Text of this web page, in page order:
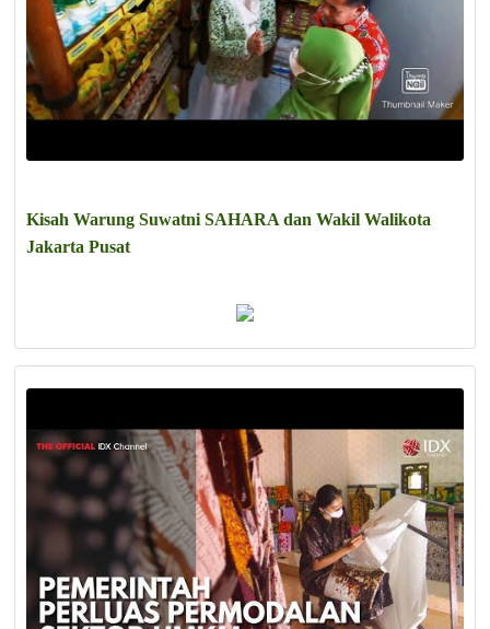
Kisah Warung Suwatni SAHARA dan Wakil Walikota
Jakarta Pusat